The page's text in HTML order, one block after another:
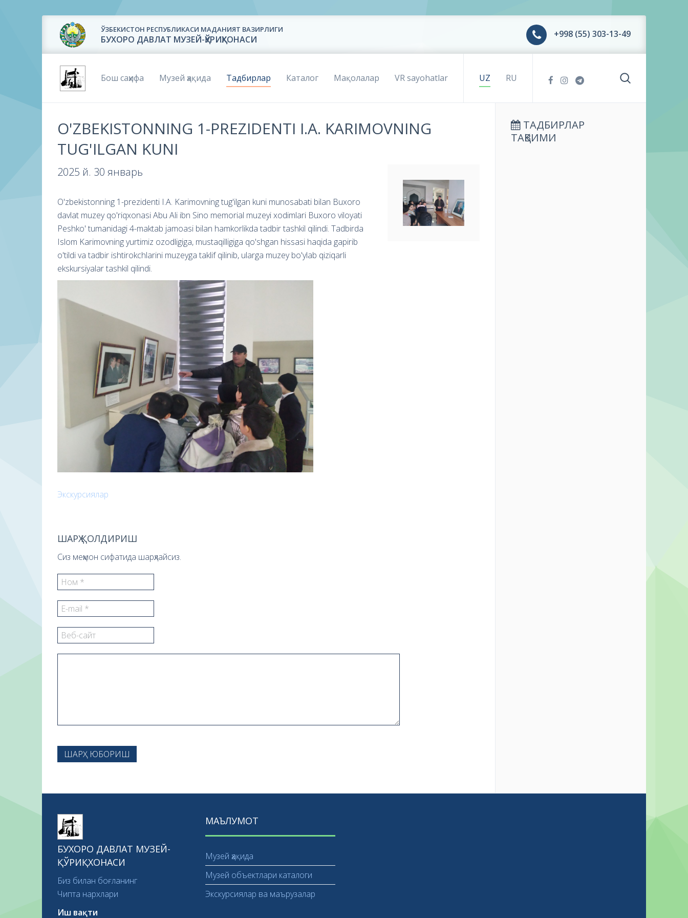
ЎЗБЕКИСТОН РЕСПУБЛИКАСИ МАДАНИЯТ ВАЗИРЛИГИ
БУХОРО ДАВЛАТ МУЗЕЙ-ҚЎРИҚХОНАСИ +998 (55) 303-13-49
Бош саҳифа Музей ҳақида Тадбирлар Каталог Мақолалар VR sayohatlar UZ RU
O'ZBEKISTONNING 1-PREZIDENTI I.A. KARIMOVNING
TUG'ILGAN KUNI
2025 й. 30 январь
O'zbekistonning 1-prezidenti I.A. Karimovning tug'ilgan kuni munosabati bilan Buxoro
davlat muzey qo'riqxonasi Abu Ali ibn Sino memorial muzeyi xodimlari Buxoro viloyati
Peshko' tumanidagi 4-maktab jamoasi bilan hamkorlikda tadbir tashkil qilindi. Tadbirda
Islom Karimovning yurtimiz ozodligiga, mustaqilligiga qo'shgan hissasi haqida gapirib
o'tildi va tadbir ishtirokchlarini muzeyga taklif qilinib, ularga muzey bo'ylab qiziqarli
ekskursiyalar tashkil qilindi.
Экскурсиялар
ШАРҲ ҚОЛДИРИШ
Сиз меҳмон сифатида шарҳлайсиз.
ШАРҲ ЮБОРИШ
ТАДБИРЛАР
ТАҚВИМИ
БУХОРО ДАВЛАТ МУЗЕЙ-
ҚЎРИҚХОНАСИ
Биз билан боғланинг
Чипта нархлари
Иш вақти
МАЪЛУМОТ
Музей ҳақида
Музей объектлари каталоги
Экскурсиялар ва маърузалар